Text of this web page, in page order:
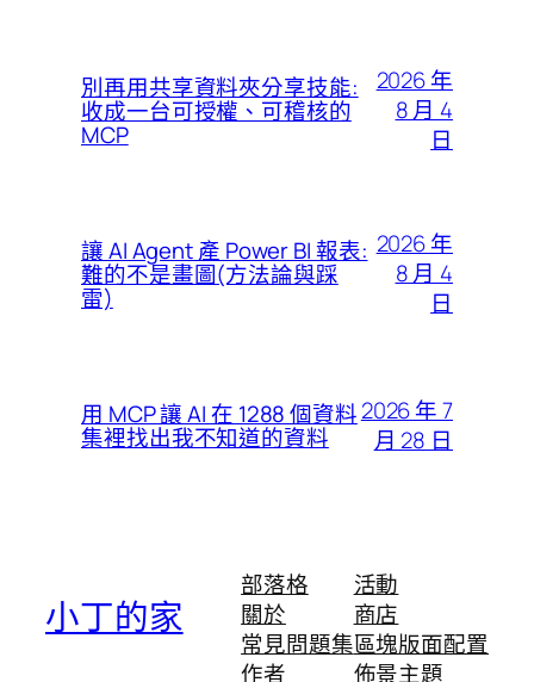
別再用共享資料夾分享技能:
收成一台可授權、可稽核的
MCP
2026 年
8 月 4
日
讓 AI Agent 產 Power BI 報表:
難的不是畫圖(方法論與踩
雷)
2026 年
8 月 4
日
用 MCP 讓 AI 在 1288 個資料
集裡找出我不知道的資料
2026 年 7
月 28 日
小丁的家
部落格
關於
常見問題集
作者
活動
商店
區塊版面配置
佈景主題